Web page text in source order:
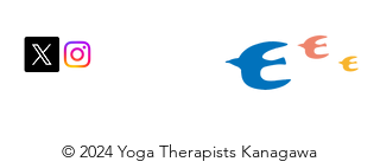
© 2024 Yoga Therapists Kanagawa